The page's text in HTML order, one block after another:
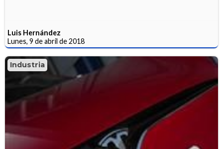
Luis Hernández
Lunes, 9 de abril de 2018
Industria